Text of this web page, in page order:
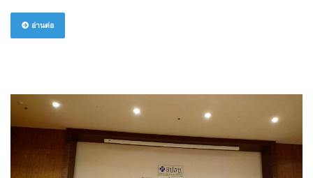
อ่านต่อ